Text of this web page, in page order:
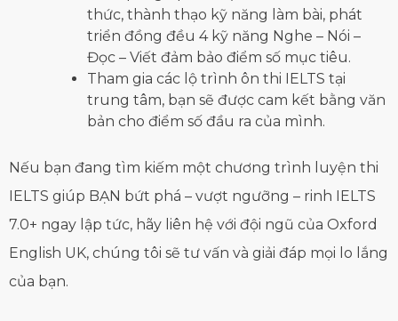
thức, thành thạo kỹ năng làm bài, phát
triển đồng đều 4 kỹ năng Nghe – Nói –
Đọc – Viết đảm bảo điểm số mục tiêu.
Tham gia các lộ trình ôn thi IELTS tại
trung tâm, bạn sẽ được cam kết bằng văn
bản cho điểm số đầu ra của mình.
Nếu bạn đang tìm kiếm một chương trình luyện thi
IELTS giúp BẠN bứt phá – vượt ngưỡng – rinh IELTS
7.0+ ngay lập tức, hãy liên hệ với đội ngũ của Oxford
English UK, chúng tôi sẽ tư vấn và giải đáp mọi lo lắng
của bạn.